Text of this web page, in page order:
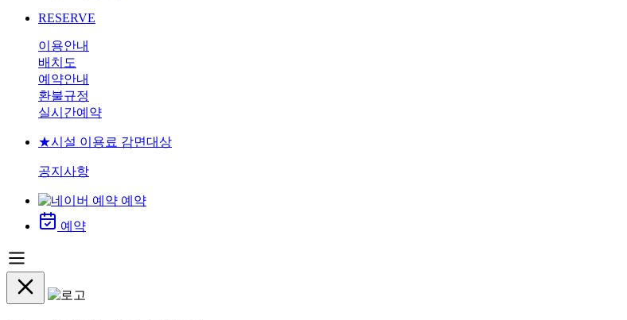
RESERVE
이용안내
배치도
예약안내
환불규정
실시간예약
★시설 이용료 감면대상
공지사항
예약
예약